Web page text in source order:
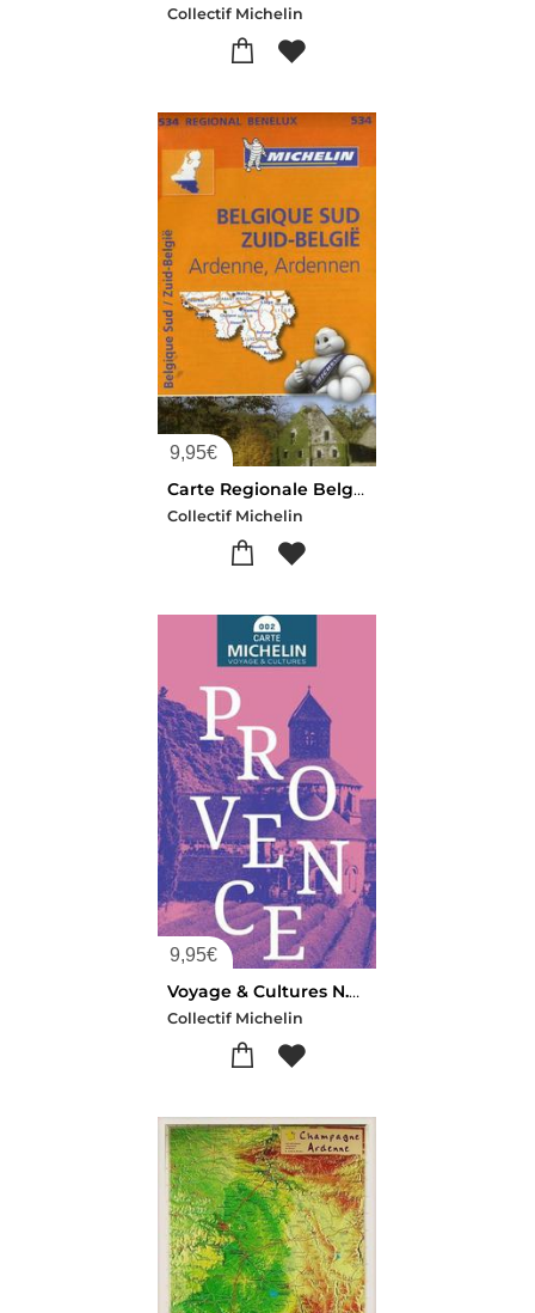
Collectif Michelin
9,95€
Carte Regionale Belgique Sud/zuid-belgie - Ardenne/ardennen
Collectif Michelin
9,95€
Voyage & Cultures N.2 : Provence
Collectif Michelin